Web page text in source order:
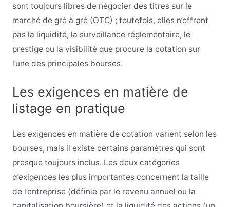
sont toujours libres de négocier des titres sur le
marché de gré à gré (OTC) ; toutefois, elles n’offrent
pas la liquidité, la surveillance réglementaire, le
prestige ou la visibilité que procure la cotation sur
l’une des principales bourses.
Les exigences en matière de
listage en pratique
Les exigences en matière de cotation varient selon les
bourses, mais il existe certains paramètres qui sont
presque toujours inclus. Les deux catégories
d’exigences les plus importantes concernent la taille
de l’entreprise (définie par le revenu annuel ou la